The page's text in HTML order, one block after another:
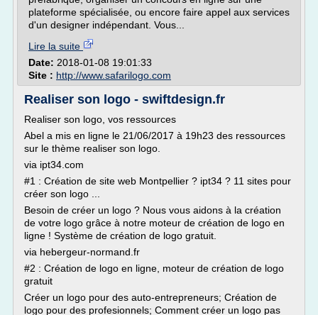
plateforme spécialisée, ou encore faire appel aux services
d'un designer indépendant. Vous...
Lire la suite
Date: 2018-01-08 19:01:33
Site : http://www.safarilogo.com
Realiser son logo - swiftdesign.fr
Realiser son logo, vos ressources
Abel a mis en ligne le 21/06/2017 à 19h23 des ressources
sur le thème realiser son logo.
via ipt34.com
#1 : Création de site web Montpellier ? ipt34 ? 11 sites pour
créer son logo ...
Besoin de créer un logo ? Nous vous aidons à la création
de votre logo grâce à notre moteur de création de logo en
ligne ! Système de création de logo gratuit.
via hebergeur-normand.fr
#2 : Création de logo en ligne, moteur de création de logo
gratuit
Créer un logo pour des auto-entrepreneurs; Création de
logo pour des profesionnels; Comment créer un logo pas